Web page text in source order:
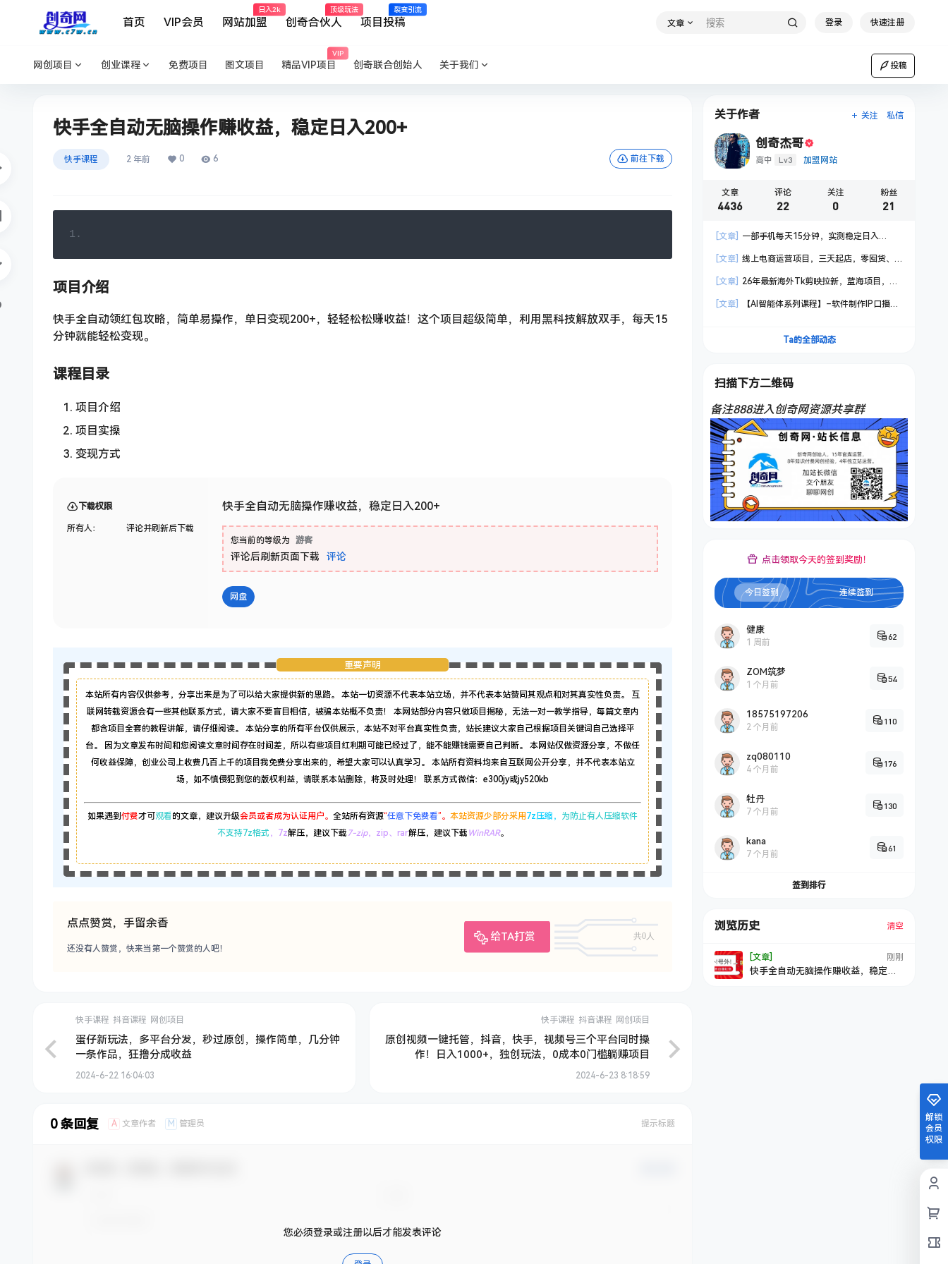
首页 VIP会员 网站加盟
日入2k
创奇合伙人
顶级玩法
项目投稿
裂变引流
文章 登录 快速注册
网创项目 创业课程 免费项目 图文项目 精品VIP项目
VIP
创奇联合创始人 关于我们 投稿
快手全自动无脑操作赚收益，稳定日入200+
快手课程 2 年前 0 6 前往下载
项目介绍
快手全自动领红包攻略，简单易操作，单日变现200+，轻轻松松赚收益！这个项目超级简单，利用黑科技解放双手，每天15
分钟就能轻松变现。
课程目录
项目介绍
项目实操
变现方式
下载权限
所有人： 评论并刷新后下载
快手全自动无脑操作赚收益，稳定日入200+
您当前的等级为 游客
评论后刷新页面下载 评论
网盘
重要声明
本站所有内容仅供参考，分享出来是为了可以给大家提供新的思路。 本站一切资源不代表本站立场，并不代表本站赞同其观点和对其真实性负责。 互
联网转载资源会有一些其他联系方式，请大家不要盲目相信，被骗本站概不负责！ 本网站部分内容只做项目揭秘，无法一对一教学指导，每篇文章内
都含项目全套的教程讲解，请仔细阅读。 本站分享的所有平台仅供展示，本站不对平台真实性负责，站长建议大家自己根据项目关键词自己选择平
台。 因为文章发布时间和您阅读文章时间存在时间差，所以有些项目红利期可能已经过了，能不能赚钱需要自己判断。 本网站仅做资源分享，不做任
何收益保障，创业公司上收费几百上千的项目我免费分享出来的，希望大家可以认真学习。 本站所有资料均来自互联网公开分享，并不代表本站立
场，如不慎侵犯到您的版权利益，请联系本站删除，将及时处理！ 联系方式微信：e300jy或jy520kb
如果遇到付费才可 观看的文章，建议升级会员或者成为认证用户。 全站所有资源“任意下免费看”。 本站资源少部分采用 7z压缩， 为防止有人压缩软件
不支持7z格式 ，7z解压，建议下载 7-zip，zip、rar解压，建议下载 WinRAR。
点点赞赏，手留余香
给TA打赏
共0人
还没有人赞赏，快来当第一个赞赏的人吧！
快手课程 抖音课程 网创项目
蛋仔新玩法，多平台分发，秒过原创，操作简单，几分钟
一条作品，狂撸分成收益
2024-6-22 16:04:03
快手课程 抖音课程 网创项目
原创视频一键托管，抖音，快手，视频号三个平台同时操
作！日入1000+，独创玩法，0成本0门槛躺赚项目
2024-6-23 8:18:59
0 条回复 A 文章作者 M 管理员 提示标题
您必须登录或注册以后才能发表评论
关于作者 关注 私信
创奇杰哥
高中 Lv3 加盟网站
文章
4436
评论
22
关注
0
粉丝
21
[文章]
一部手机每天15分钟，实测稳定日入
[文章]
线上电商运营项目，三天起店，零囤货、
作战规划
[文章]
26年最新海外Tk剪映拉新，蓝海项目，会
[文章]
【AI智能体系列课程】–软件制作IP口播视
频，轻松起号，日入1000+
Ta的全部动态
扫描下方二维码
备注888进入创奇网资源共享群
点击领取今天的签到奖励！
今日签到 连续签到
健康
1 周前
62
ZOM筑梦
1 个月前
54
18575197206
2 个月前
110
zq080110
4 个月前
176
牡丹
7 个月前
130
kana
7 个月前
61
签到排行
浏览历史 清空
[文章] 刚刚
快手全自动无脑操作赚收益，稳定日
解锁
会员
权限